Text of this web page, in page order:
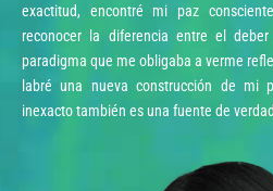
exactitud, encontré mi paz
reconocer la diferencia entre el
paradigma que me obligaba a verme
labré una nueva construcción de mi
inexacto también es una fuente de